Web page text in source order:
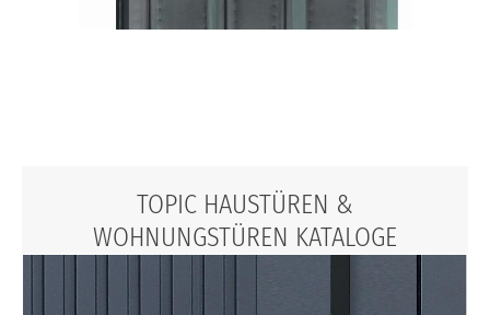
TOPIC HAUSTÜREN &
WOHNUNGSTÜREN KATALOGE